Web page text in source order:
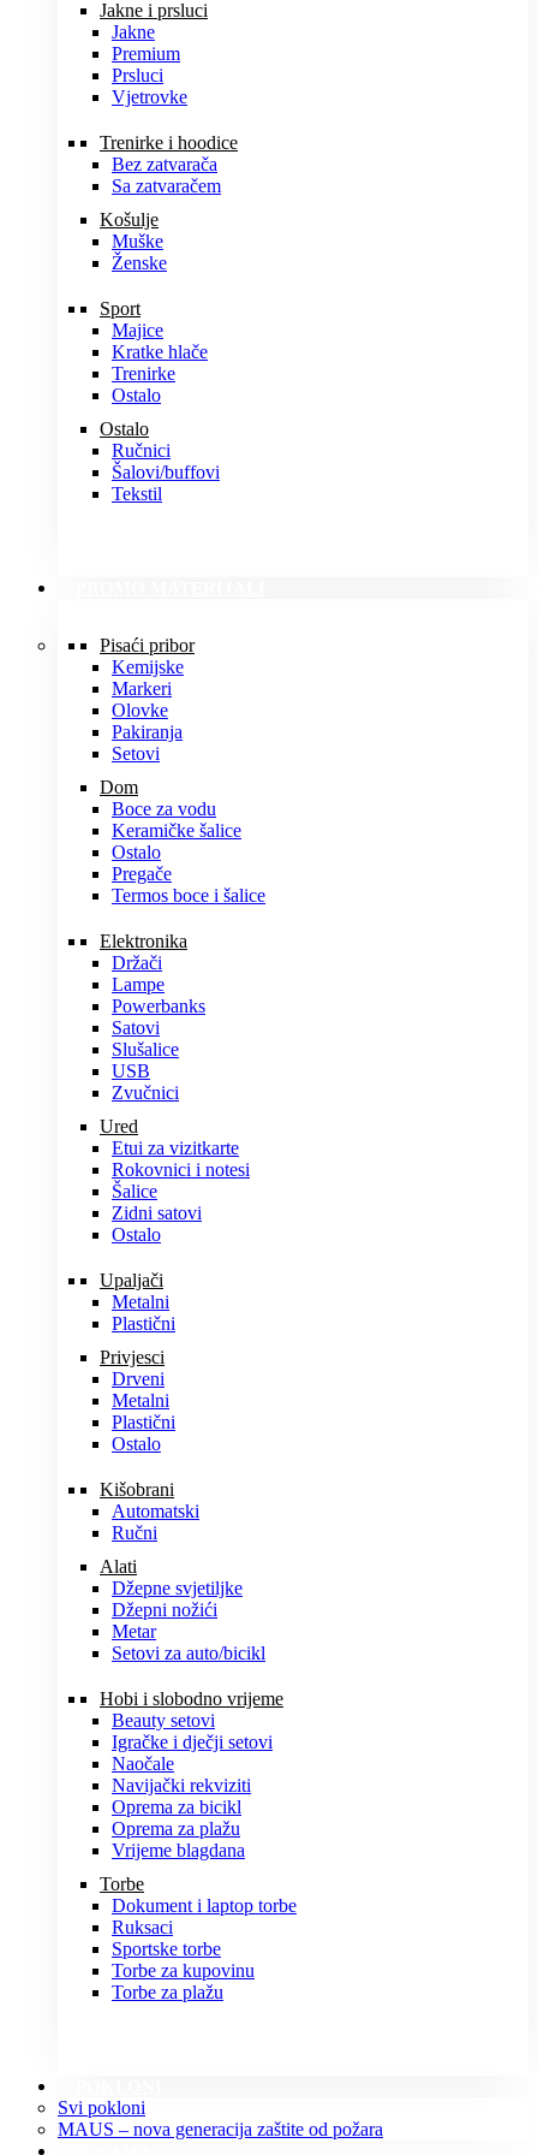
Jakne i prsluci
Jakne
Premium
Prsluci
Vjetrovke
Trenirke i hoodice
Bez zatvarača
Sa zatvaračem
Košulje
Muške
Ženske
Sport
Majice
Kratke hlače
Trenirke
Ostalo
Ostalo
Ručnici
Šalovi/buffovi
Tekstil
Pisaći pribor
Kemijske
Markeri
Olovke
Pakiranja
Setovi
Dom
Boce za vodu
Keramičke šalice
Ostalo
Pregače
Termos boce i šalice
Elektronika
Držači
Lampe
Powerbanks
Satovi
Slušalice
USB
Zvučnici
Ured
Etui za vizitkarte
Rokovnici i notesi
Šalice
Zidni satovi
Ostalo
Upaljači
Metalni
Plastični
Privjesci
Drveni
Metalni
Plastični
Ostalo
Kišobrani
Automatski
Ručni
Alati
Džepne svjetiljke
Džepni nožići
Metar
Setovi za auto/bicikl
Hobi i slobodno vrijeme
Beauty setovi
Igračke i dječji setovi
Naočale
Navijački rekviziti
Oprema za bicikl
Oprema za plažu
Vrijeme blagdana
Torbe
Dokument i laptop torbe
Ruksaci
Sportske torbe
Torbe za kupovinu
Torbe za plažu
Svi pokloni
MAUS – nova generacija zaštite od požara